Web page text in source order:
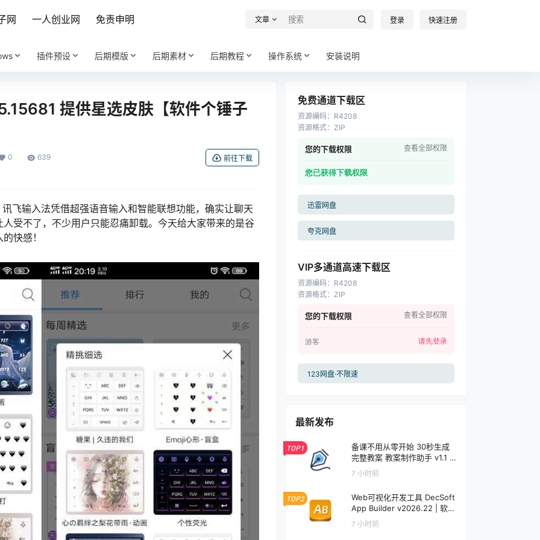
网 一人创业网 免责申明 文章 登录 快速注册
插件预设 后期模版 后期素材 后期教程 操作系统 安装说明
提供星选皮肤【软件个锤子
0 639 前往下载
飞输入法凭借超强语音输入和智能联想功能，确实让聊天
受不了，不少用户只能忍痛卸载。今天给大家带来的是谷
快感！
免费通道下载区
资源编码： R4208
资源格式： ZIP
您的下载权限 查看全部权限
您已获得下载权限
迅雷网盘
夸克网盘
VIP多通道高速下载区
资源编码： R4208
资源格式： ZIP
您的下载权限 查看全部权限
游客 请先登录
123网盘·不限速
最新发布
TOP1
备课不用从零开始 30秒生成
完整教案 教案制作助手 v1.1 |
软件个锤子 | S1001
7 小时前
TOP2
Web可视化开发工具 DecSoft
App Builder v2026.22 | 软件
个锤子 | R5092
7 小时前